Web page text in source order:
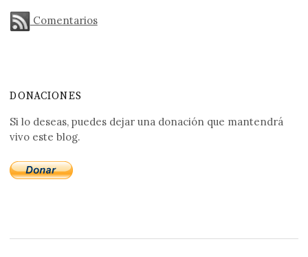
Comentarios
DONACIONES
Si lo deseas, puedes dejar una donación que mantendrá
vivo este blog.